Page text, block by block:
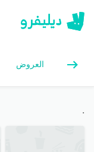
العروض
.